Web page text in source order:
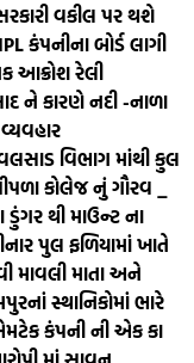
વકીલ પર થશે
કંપનીના બોર્ડ લાગી
આક્રોશ રેલી
ને કારણે નદી -નાળા
વિભાગ માંથી કુલ
કોલેજ નું ગૌરવ _
થી માઉન્ટ ના
પુલ ફળિયામાં ખાતે
માવલી માતા અને
સ્થાનિકોમાં ભારે
કંપની ની એક કા